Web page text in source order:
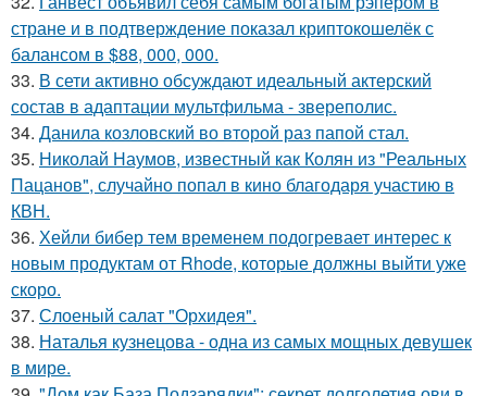
стране и в подтверждение показал криптокошелёк с
балансом в $88, 000, 000.
33. В сети активно обсуждают идеальный актерский
состав в адаптации мультфильма - звереполис.
34. Данила козловский во второй раз папой стал.
35. Николай Наумов, известный как Колян из "Реальных
Пацанов", случайно попал в кино благодаря участию в
КВН.
36. Хейли бибер тем временем подогревает интерес к
новым продуктам от Rhode, которые должны выйти уже
скоро.
37. Слоеный салат "Орхидея".
38. Наталья кузнецова - одна из самых мощных девушек
в мире.